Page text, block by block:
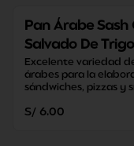
Pan Árabe Sash
Salvado De
Excelente variedad
árabes para la
sándwiches, pizzas y
entre familia y amigos.
S/ 6.00